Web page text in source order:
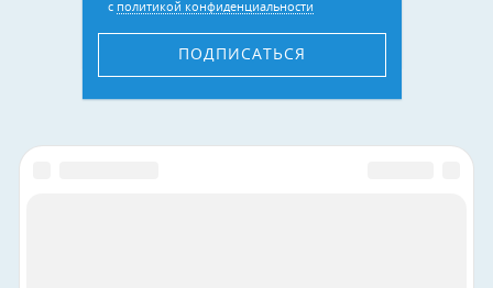
с политикой конфиденциальности
ПОДПИСАТЬСЯ